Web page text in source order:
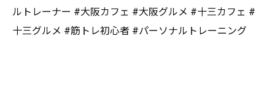
ルトレーナー #大阪カフェ #大阪グルメ #十三カフェ #
十三グルメ #筋トレ初心者 #パーソナルトレーニング